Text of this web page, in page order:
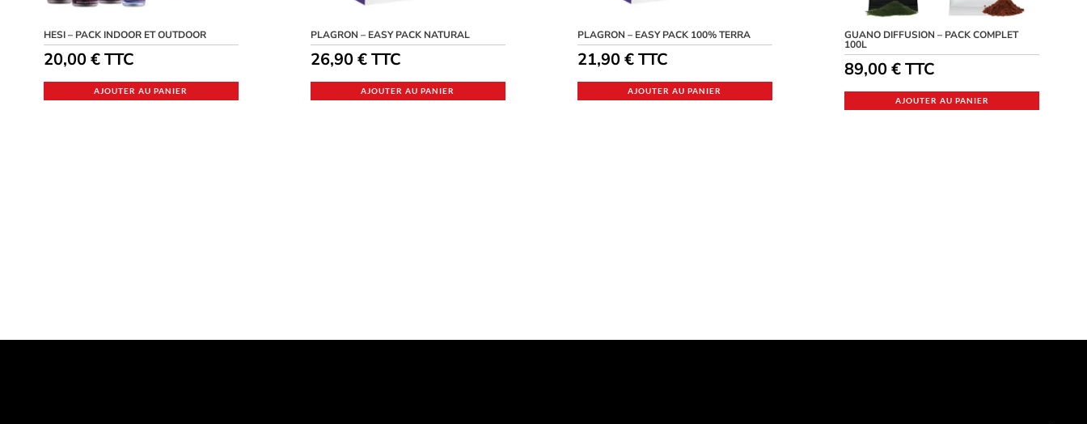
HESI – PACK INDOOR ET OUTDOOR
20,00€ TTC
AJOUTER AU PANIER
PLAGRON – EASY PACK NATURAL
26,90€TTC
AJOUTER AU PANIER
PLAGRON – EASY PACK 100% TERRA
21,90€TTC
AJOUTER AU PANIER
GUANO DIFFUSION – PACK COMPLET
100L
89,00€TTC
AJOUTER AU PANIER